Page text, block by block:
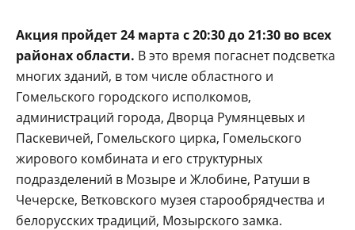
Акция пройдет 24 марта с 20:30 до 21:30 во всех
районах области. В это время погаснет подсветка
многих зданий, в том числе областного и
Гомельского городского исполкомов,
администраций города, Дворца Румянцевых и
Паскевичей, Гомельского цирка, Гомельского
жирового комбината и его структурных
подразделений в Мозыре и Жлобине, Ратуши в
Чечерске, Ветковского музея старообрядчества и
белорусских традиций, Мозырского замка.